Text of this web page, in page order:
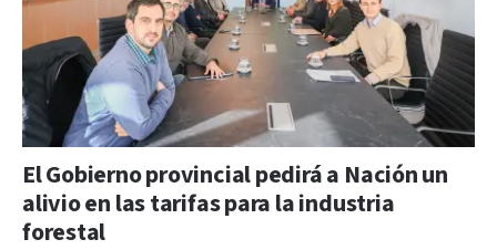
El Gobierno provincial pedirá a Nación un
alivio en las tarifas para la industria
forestal